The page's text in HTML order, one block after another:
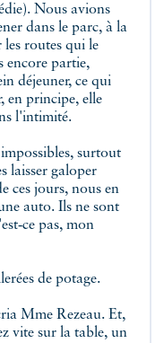
Nous avions
dans le parc, à la
routes qui le
encore partie,
déjeuner, ce qui
en principe, elle
l'intimité.
surtout
laisser galoper
ces jours, nous en
auto. Ils ne sont
pas, mon
de potage.
Mme Rezeau. Et,
vite sur la table, un